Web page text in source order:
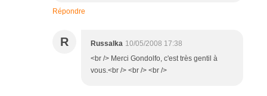
Répondre
R Russalka 10/05/2008 17:38
<br /> Merci Gondolfo, c'est très gentil à
vous.<br /> <br /> <br />